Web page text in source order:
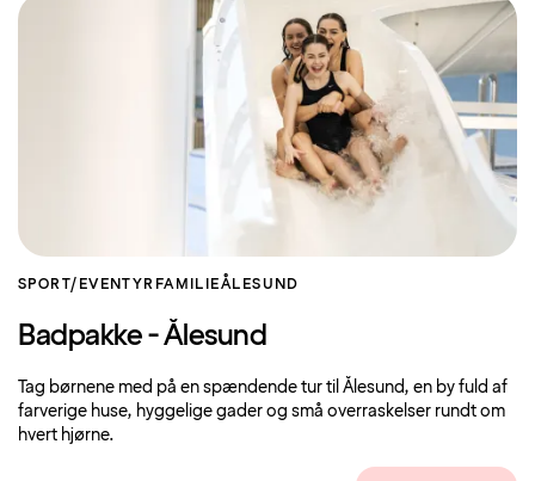
SPORT/EVENTYR FAMILIEÅLESUND
Badpakke - Ålesund
Tag børnene med på en spændende tur til Ålesund, en by fuld af
farverige huse, hyggelige gader og små overraskelser rundt om
hvert hjørne.